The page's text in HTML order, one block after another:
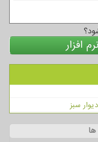
افزار
سبز
ها